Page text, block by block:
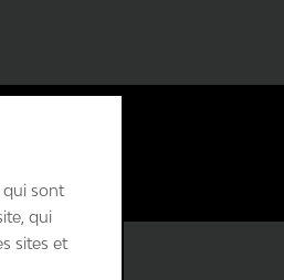
qui sont
qui
sites et